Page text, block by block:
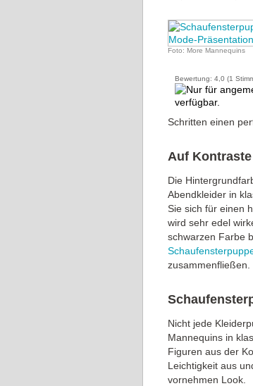
Foto: More Mannequins
Bewertung: 4,0 (1
Schritten einen
Auf
Die
Abendkleider in
Sie sich für einen
wird sehr edel
schwarzen Farbe
zusammenfließen.
Nicht jede
Mannequins in
Figuren aus der
Leichtigkeit aus
vornehmen Look.